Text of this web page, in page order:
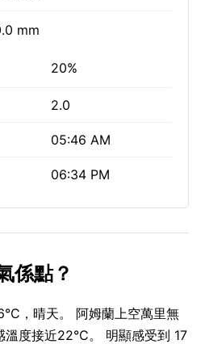
mm
20%
2.0
05:46 AM
06:34 PM
係點？
，晴天。 阿姆蘭上空萬里無
度接近22°C。 明顯感受到 17